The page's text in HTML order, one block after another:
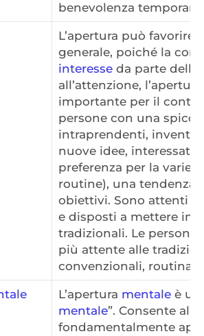
benevolenza
L’apertura può favorire
generale, poiché la
interesseda parte della
all’attenzione,
importante per il
persone con una
intraprendenti,
nuove idee, interessate
preferenza per la
routine), una tendenza
obiettivi. Sono attenti
e disposti a mettere in
tradizionali. Le persone
più attente alle
convenzionali,
L’apertura mentaleè
mentale”. Consente
fondamentalmente